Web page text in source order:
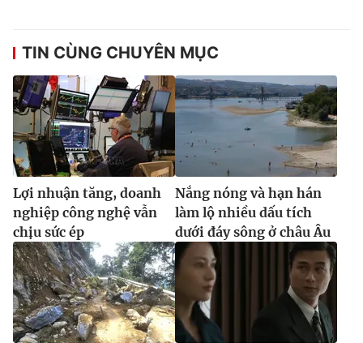
TIN CÙNG CHUYÊN MỤC
Lợi nhuận tăng, doanh
nghiệp công nghệ vẫn
chịu sức ép
Nắng nóng và hạn hán
làm lộ nhiều dấu tích
dưới đáy sông ở châu Âu